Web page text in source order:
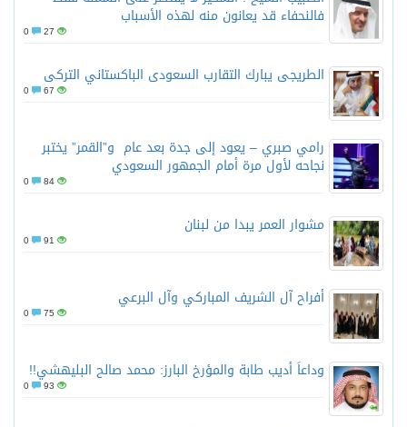
فالنحفاء قد يعانون منه لهذه الأسباب
27
الطريجى يبارك التقارب السعودى الباكستاني التركى
67
رامي صبري – يعود إلى جدة بعد عام و”القمر” يختبر
نجاحه لأول مرة أمام الجمهور السعودي
84
مشوار العمر يبدا من لبنان
91
أفراح آل الشريف المباركي وآل البرعي
75
وداعاً أديب طابة والمؤرخ البارز: محمد صالح البليهشي!!
93